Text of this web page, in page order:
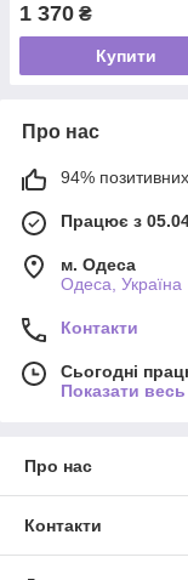
1 370 ₴
Купити
Про нас
94% позитивних
Працює з
м. Одеса
Одеса, Україна
Контакти
Сьогодні
Показати
Про нас
Контакти